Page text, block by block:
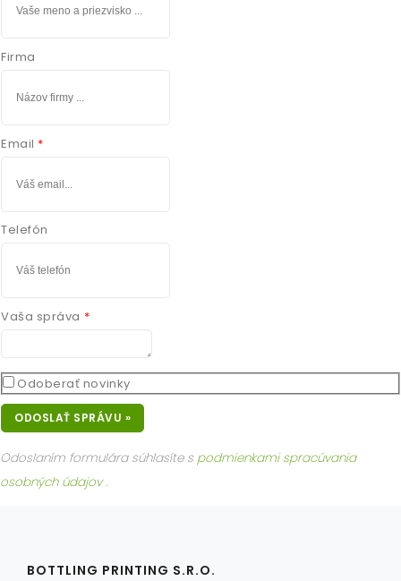
Firma
Email
Telefón
Vaša správa
Odoberať novinky
ODOSLAŤ SPRÁVU »
Odoslaním formulára súhlasíte s podmienkami spracúvania
osobných údajov.
BOTTLING PRINTING S.R.O.